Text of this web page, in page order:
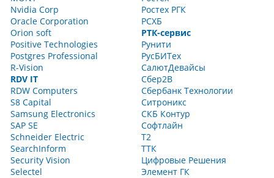
Nvidia Corp
Oracle Corporation
Orion soft
Positive Technologies
Postgres Professional
R-Vision
RDV IT
RDW Computers
S8 Capital
Samsung Electronics
SAP SE
Schneider Electric
SearchInform
Security Vision
Selectel
Ростех РГК
РСХБ
РТК-сервис
Рунити
РусБИТех
СалютДевайсы
Сбер2В
Сбербанк Технологии
Ситроникс
СКБ Контур
Софтлайн
Т2
ТТК
Цифровые Решения
Элемент ГК